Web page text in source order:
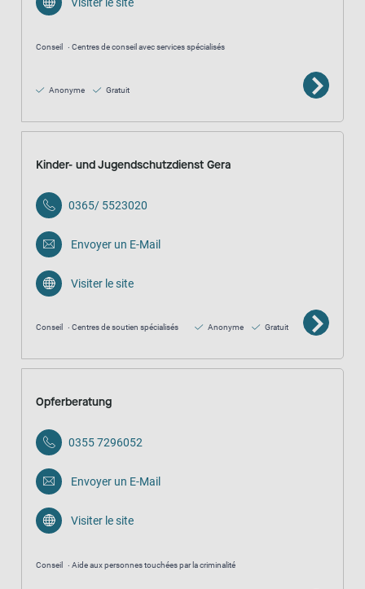
Visiter le site
Conseil Centres de conseil avec services spécialisés
Anonyme Gratuit
Kinder- und Jugendschutzdienst Gera
0365/ 5523020
Envoyer un E-Mail
Visiter le site
Conseil Centres de soutien spécialisés Anonyme Gratuit
Opferberatung
0355 7296052
Envoyer un E-Mail
Visiter le site
Conseil Aide aux personnes touchées par la criminalité